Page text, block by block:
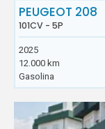
PEUGEOT 208
101CV - 5P
2025
12.000 km
Gasolina